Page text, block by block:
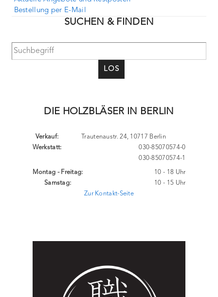
Bestellung per E-Mail
SUCHEN & FINDEN
LOS
DIE HOLZBLÄSER IN BERLIN
Trautenaustr. 24, 10717 Berlin
Verkauf:
Werkstatt:
030-85070574-0
030-85070574-1
Montag - Freitag:
Samstag:
10 - 18 Uhr
10 - 15 Uhr
Zur Kontakt-Seite